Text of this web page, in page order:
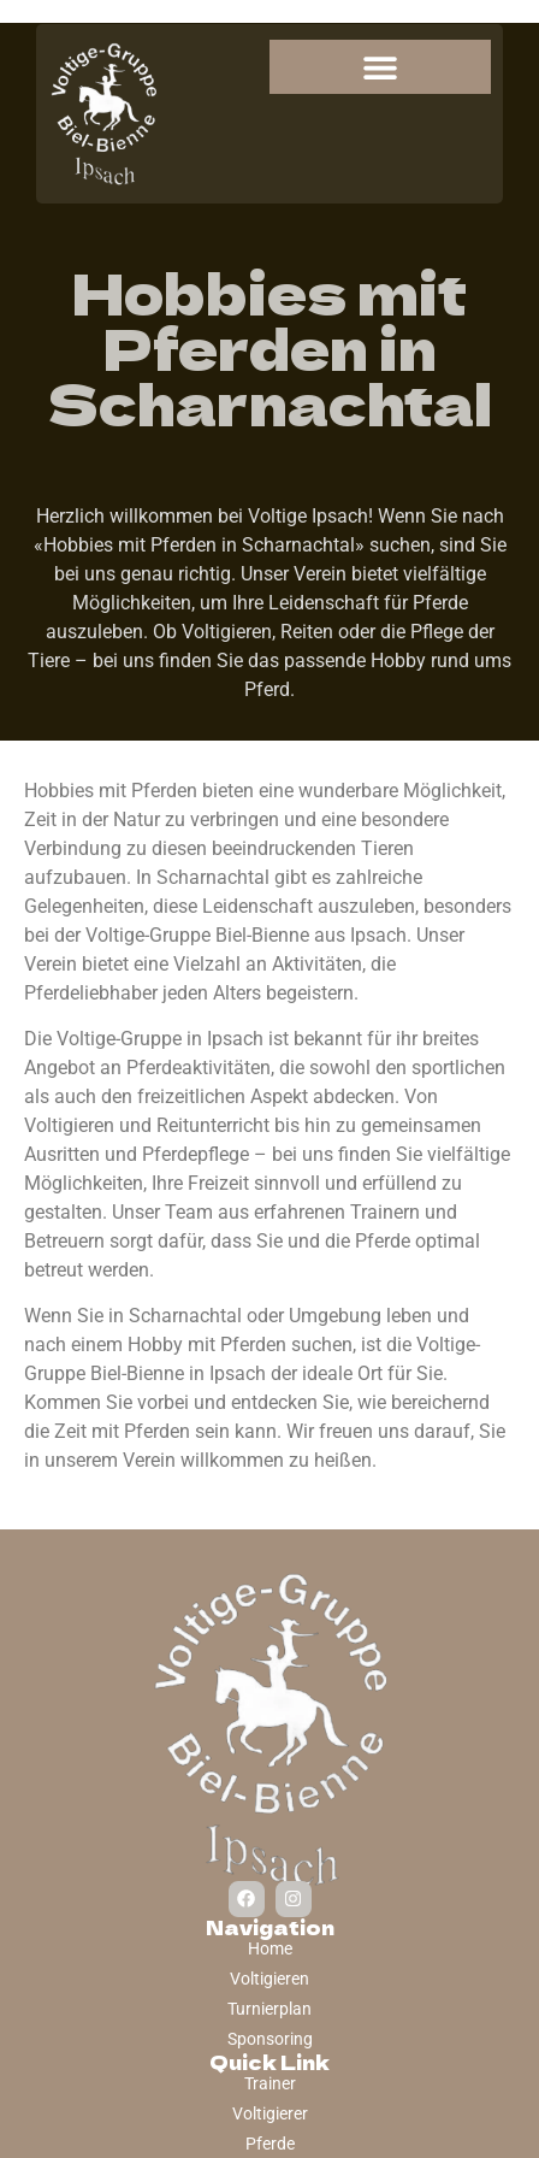
Hobbies mit
Pferden in
Scharnachtal
Herzlich willkommen bei Voltige Ipsach! Wenn Sie nach
«Hobbies mit Pferden in Scharnachtal» suchen, sind Sie
bei uns genau richtig. Unser Verein bietet vielfältige
Möglichkeiten, um Ihre Leidenschaft für Pferde
auszuleben. Ob Voltigieren, Reiten oder die Pflege der
Tiere – bei uns finden Sie das passende Hobby rund ums
Pferd.
Hobbies mit Pferden bieten eine wunderbare Möglichkeit,
Zeit in der Natur zu verbringen und eine besondere
Verbindung zu diesen beeindruckenden Tieren
aufzubauen. In Scharnachtal gibt es zahlreiche
Gelegenheiten, diese Leidenschaft auszuleben, besonders
bei der Voltige-Gruppe Biel-Bienne aus Ipsach. Unser
Verein bietet eine Vielzahl an Aktivitäten, die
Pferdeliebhaber jeden Alters begeistern.
Die Voltige-Gruppe in Ipsach ist bekannt für ihr breites
Angebot an Pferdeaktivitäten, die sowohl den sportlichen
als auch den freizeitlichen Aspekt abdecken. Von
Voltigieren und Reitunterricht bis hin zu gemeinsamen
Ausritten und Pferdepflege – bei uns finden Sie vielfältige
Möglichkeiten, Ihre Freizeit sinnvoll und erfüllend zu
gestalten. Unser Team aus erfahrenen Trainern und
Betreuern sorgt dafür, dass Sie und die Pferde optimal
betreut werden.
Wenn Sie in Scharnachtal oder Umgebung leben und
nach einem Hobby mit Pferden suchen, ist die Voltige-
Gruppe Biel-Bienne in Ipsach der ideale Ort für Sie.
Kommen Sie vorbei und entdecken Sie, wie bereichernd
die Zeit mit Pferden sein kann. Wir freuen uns darauf, Sie
in unserem Verein willkommen zu heißen.
Navigation
Home
Voltigieren
Turnierplan
Sponsoring
Quick Link
Trainer
Voltigierer
Pferde